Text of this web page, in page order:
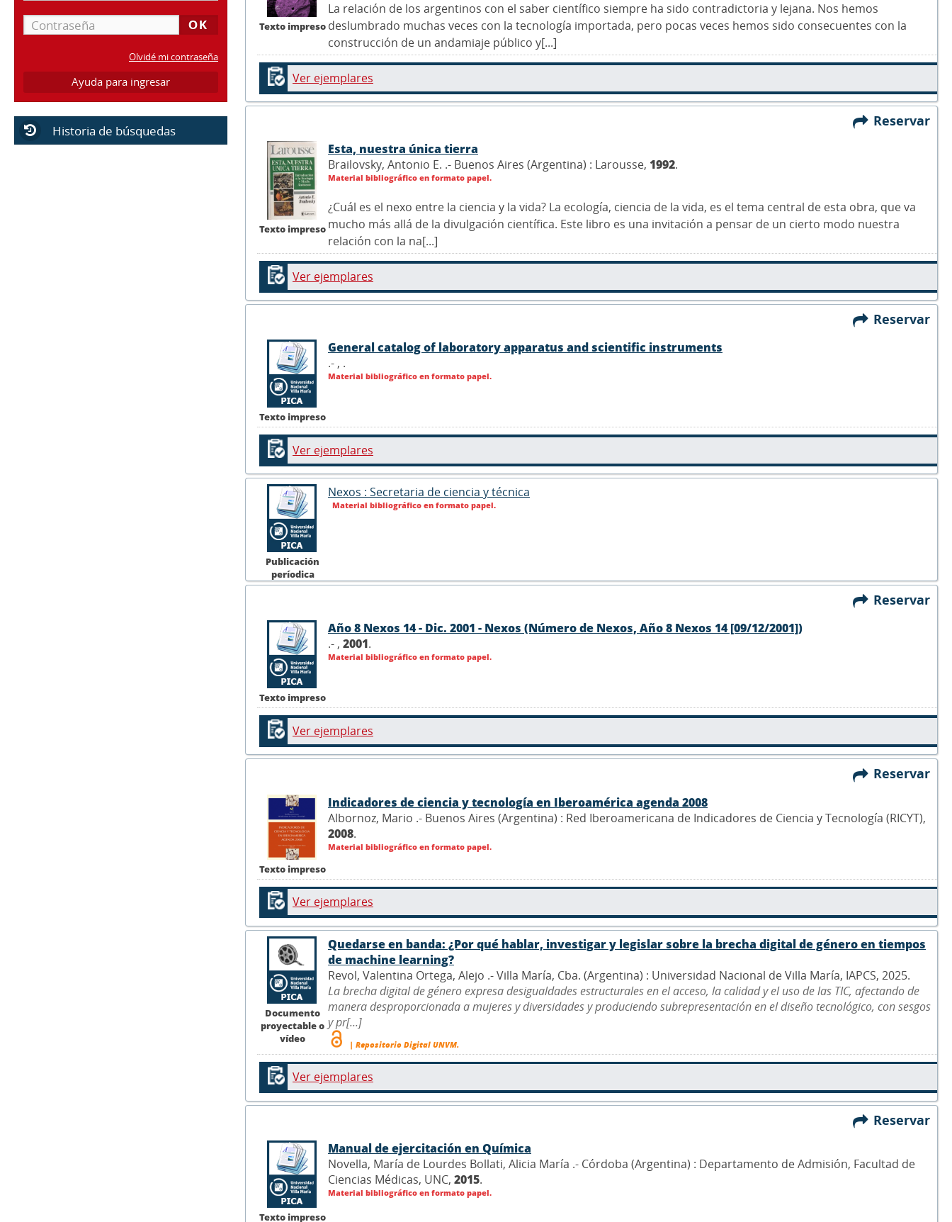
Olvidé mi contraseña
Ayuda para ingresar
Historia de búsquedas
Texto impreso
La relación de los argentinos con el saber científico siempre ha sido contradictoria y lejana. Nos hemos
deslumbrado muchas veces con la tecnología importada, pero pocas veces hemos sido consecuentes con la
construcción de un andamiaje público y[...]
Ver ejemplares
Reservar
Texto impreso
Esta, nuestra única tierra
Brailovsky, Antonio E. .- Buenos Aires (Argentina) : Larousse, 1992.
Material bibliográfico en formato papel.
¿Cuál es el nexo entre la ciencia y la vida? La ecología, ciencia de la vida, es el tema central de esta obra, que va
mucho más allá de la divulgación científica. Este libro es una invitación a pensar de un cierto modo nuestra
relación con la na[...]
Ver ejemplares
Reservar
Texto impreso
General catalog of laboratory apparatus and scientific instruments
.- , .
Material bibliográfico en formato papel.
Ver ejemplares
Publicación
períodica
Nexos : Secretaria de ciencia y técnica
Material bibliográfico en formato papel.
Reservar
Texto impreso
Año 8 Nexos 14 - Dic. 2001 - Nexos (Número de Nexos, Año 8 Nexos 14 [09/12/2001])
.- , 2001.
Material bibliográfico en formato papel.
Ver ejemplares
Reservar
Texto impreso
Indicadores de ciencia y tecnología en Iberoamérica agenda 2008
Albornoz, Mario .- Buenos Aires (Argentina) : Red Iberoamericana de Indicadores de Ciencia y Tecnología (RICYT),
2008.
Material bibliográfico en formato papel.
Ver ejemplares
Documento
proyectable o
vídeo
Quedarse en banda: ¿Por qué hablar, investigar y legislar sobre la brecha digital de género en tiempos
de machine learning?
Revol, Valentina Ortega, Alejo .- Villa María, Cba. (Argentina) : Universidad Nacional de Villa María, IAPCS, 2025.
La brecha digital de género expresa desigualdades estructurales en el acceso, la calidad y el uso de las TIC, afectando de
manera desproporcionada a mujeres y diversidades y produciendo subrepresentación en el diseño tecnológico, con sesgos
y pr[...]
| Repositorio Digital UNVM.
Ver ejemplares
Reservar
Texto impreso
Manual de ejercitación en Química
Novella, María de Lourdes Bollati, Alicia María .- Córdoba (Argentina) : Departamento de Admisión, Facultad de
Ciencias Médicas, UNC, 2015.
Material bibliográfico en formato papel.